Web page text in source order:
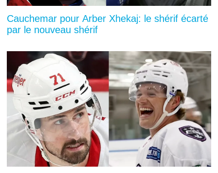
Cauchemar pour Arber Xhekaj: le shérif écarté
par le nouveau shérif